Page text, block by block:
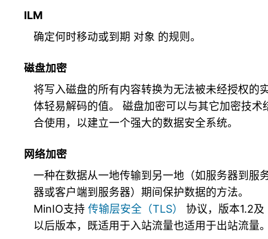
ILM
确定何时移动或到期 对象 的规则。
磁盘加密
将写入磁盘的所有内容转换为无法被未经授权的
体轻易解码的值。 磁盘加密可以与其它加密技术
合使用，以建立一个强大的数据安全系统。
网络加密
一种在数据从一地传输到另一地（如服务器到服
器或客户端到服务器）期间保护数据的方法。
MinIO支持 传输层安全（TLS）
协议，版本1.2及
以后版本，既适用于入站流量也适用于出站流量